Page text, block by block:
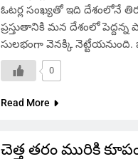
ఓటర్ల సంఖ్యతో ఇది దేశంలోనే
ప్రస్తుతానికి మన దేశంలో
సులభంగా వెనక్కి నెట్టేయనుంది.
0
Read More
చెత్త తరం మురికి